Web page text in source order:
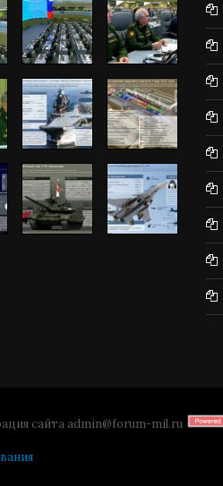
сайта admin@forum-mil.ru